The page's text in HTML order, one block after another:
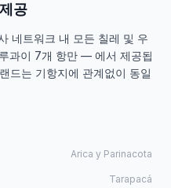
공
네트워크 내 모든 칠레 및 우
과이 7개 항만 — 에서 제공됩
드는 기항지에 관계없이 동일
Arica y Parinacota
Tarapacá